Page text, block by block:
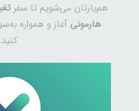
هم‌یارتان می‌شویم تا سفر
هارمونی آغاز و همواره
کنید.